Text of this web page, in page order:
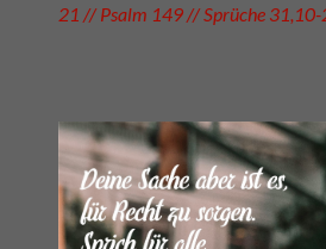
21 // Psalm 149 // Sprüche 31,10-